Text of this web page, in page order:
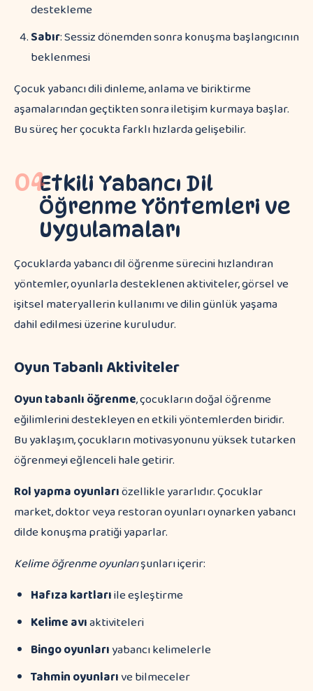
destekleme
Sabır: Sessiz dönemden sonra konuşma başlangıcının
beklenmesi
Çocuk yabancı dili dinleme, anlama ve biriktirme
aşamalarından geçtikten sonra iletişim kurmaya başlar.
Bu süreç her çocukta farklı hızlarda gelişebilir.
04Etkili Yabancı Dil
Öğrenme Yöntemleri ve
Uygulamaları
Çocuklarda yabancı dil öğrenme sürecini hızlandıran
yöntemler, oyunlarla desteklenen aktiviteler, görsel ve
işitsel materyallerin kullanımı ve dilin günlük yaşama
dahil edilmesi üzerine kuruludur.
Oyun Tabanlı Aktiviteler
Oyun tabanlı öğrenme, çocukların doğal öğrenme
eğilimlerini destekleyen en etkili yöntemlerden biridir.
Bu yaklaşım, çocukların motivasyonunu yüksek tutarken
öğrenmeyi eğlenceli hale getirir.
Rol yapma oyunlarıözellikle yararlıdır. Çocuklar
market, doktor veya restoran oyunları oynarken yabancı
dilde konuşma pratiği yaparlar.
Kelime öğrenme oyunlarışunları içerir:
Hafıza kartlarıile eşleştirme
Kelime avıaktiviteleri
Bingo oyunlarıyabancı kelimelerle
Tahmin oyunlarıve bilmeceler